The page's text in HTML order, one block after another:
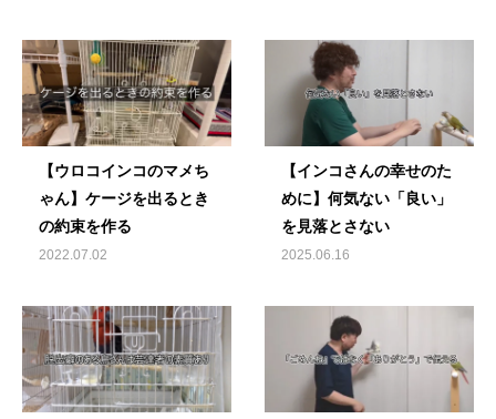
【ウロコインコのマメち
ゃん】ケージを出るとき
の約束を作る
2022.07.02
【インコさんの幸せのた
めに】何気ない「良い」
を見落とさない
2025.06.16